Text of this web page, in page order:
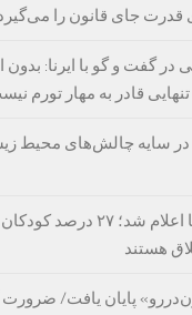
قدرت جای قانون را
در گفت و گو با ایرنا:
قادر به مهار تورم
سایه چالش‌های محیط
در گفت‌وگو با ایرنا
هستند
پایان یافت/ ضرورت